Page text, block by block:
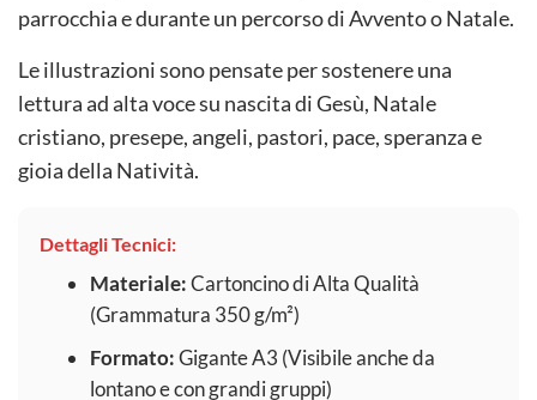
parrocchia e durante un percorso di Avvento o Natale.
Le illustrazioni sono pensate per sostenere una
lettura ad alta voce su nascita di Gesù, Natale
cristiano, presepe, angeli, pastori, pace, speranza e
gioia della Natività.
Dettagli Tecnici:
Materiale:Cartoncino di Alta Qualità
(Grammatura 350 g/m²)
Formato:Gigante A3 (Visibile anche da
lontano e con grandi gruppi)